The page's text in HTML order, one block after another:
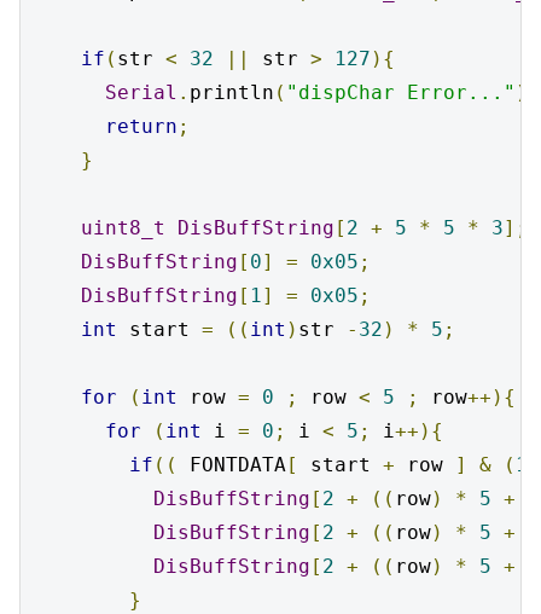
if ( str < 32 || str > 127 ){
Serial . println ( "dispChar Error..." );
return ;
}
uint8_t DisBuffString [ 2 + 5 * 5 * 3];
DisBuffString [ 0] = 0x05 ;
DisBuffString [ 1] = 0x05 ;
int
start = (( int ) str - 32 ) * 5 ;
for ( int row = 0 ; row < 5 ; row++){
for
( int i = 0 ; i < 5 ; i++){
if (( FONTDATA[ start + row ] & ( 1
DisBuffString [ 2 + (( row) * 5 +
DisBuffString [ 2 + (( row) * 5 +
DisBuffString [ 2 + (( row) * 5 +
}